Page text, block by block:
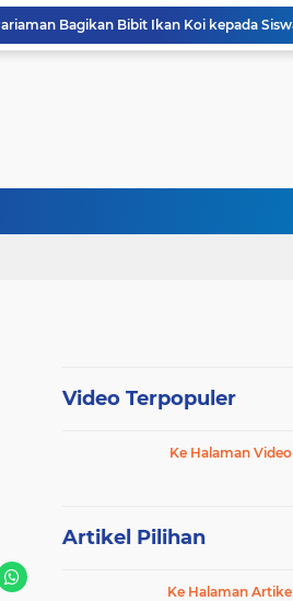
Video Terpopuler
Ke Halaman Video
Artikel Pilihan
Ke Halaman Artikel